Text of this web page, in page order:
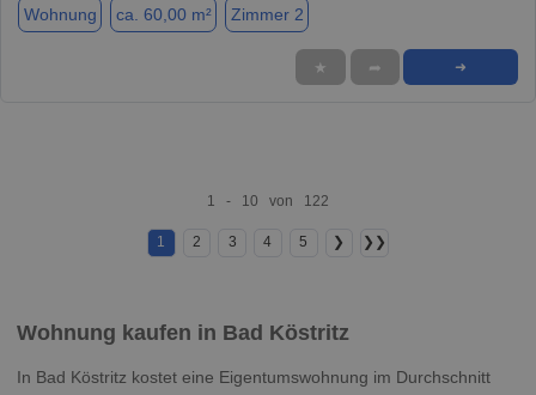
Wohnung ca. 60,00 m² Zimmer 2
★ ➦ ➜
1 - 10 von 122
1 2 3 4 5 ❯ ❯❯
Wohnung kaufen in Bad Köstritz
In Bad Köstritz kostet eine Eigentumswohnung im Durchschnitt